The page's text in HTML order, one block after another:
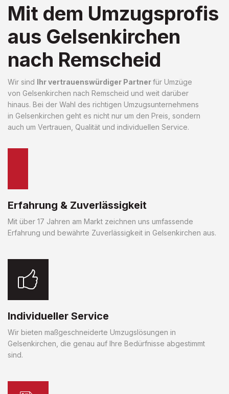
Mit dem Umzugsprofis
aus Gelsenkirchen
nach Remscheid
Wir sind Ihr vertrauenswürdiger Partnerfür Umzüge
von Gelsenkirchen nach Remscheid und weit darüber
hinaus. Bei der Wahl des richtigen Umzugsunternehmens
in Gelsenkirchen geht es nicht nur um den Preis, sondern
auch um Vertrauen, Qualität und individuellen Service.
Erfahrung & Zuverlässigkeit
Mit über 17 Jahren am Markt zeichnen uns umfassende
Erfahrung und bewährte Zuverlässigkeit in Gelsenkirchen aus.
Individueller Service
Wir bieten maßgeschneiderte Umzugslösungen in
Gelsenkirchen, die genau auf Ihre Bedürfnisse abgestimmt
sind.